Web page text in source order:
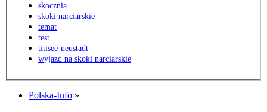
skocznia
skoki narciarskie
temat
test
titisee-neustadt
wyjazd na skoki narciarskie
Polska-Info »